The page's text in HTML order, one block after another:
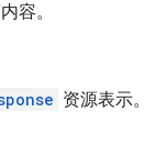
容。
资源表示。